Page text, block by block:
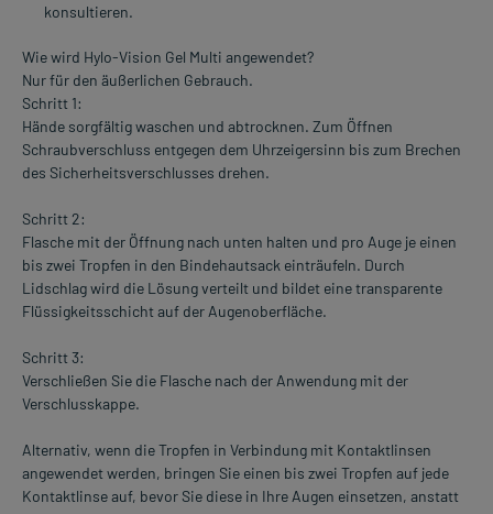
konsultieren.
Wie wird Hylo-Vision Gel Multi angewendet?
Nur für den äußerlichen Gebrauch.
Schritt 1:
Hände sorgfältig waschen und abtrocknen. Zum Öffnen
Schraubverschluss entgegen dem Uhrzeigersinn bis zum Brechen
des Sicherheitsverschlusses drehen.
Schritt 2:
Flasche mit der Öffnung nach unten halten und pro Auge je einen
bis zwei Tropfen in den Bindehautsack einträufeln. Durch
Lidschlag wird die Lösung verteilt und bildet eine transparente
Flüssigkeitsschicht auf der Augenoberfläche.
Schritt 3:
Verschließen Sie die Flasche nach der Anwendung mit der
Verschlusskappe.
Alternativ, wenn die Tropfen in Verbindung mit Kontaktlinsen
angewendet werden, bringen Sie einen bis zwei Tropfen auf jede
Kontaktlinse auf, bevor Sie diese in Ihre Augen einsetzen, anstatt